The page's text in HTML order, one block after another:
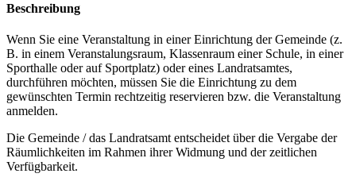
Beschreibung
Wenn Sie eine Veranstaltung in einer Einrichtung der Gemeinde (z.
B. in einem Veranstalungsraum, Klassenraum einer Schule, in einer
Sporthalle oder auf Sportplatz) oder eines Landratsamtes,
durchführen möchten, müssen Sie die Einrichtung zu dem
gewünschten Termin rechtzeitig reservieren bzw. die Veranstaltung
anmelden.
Die Gemeinde / das Landratsamt entscheidet über die Vergabe der
Räumlichkeiten im Rahmen ihrer Widmung und der zeitlichen
Verfügbarkeit.